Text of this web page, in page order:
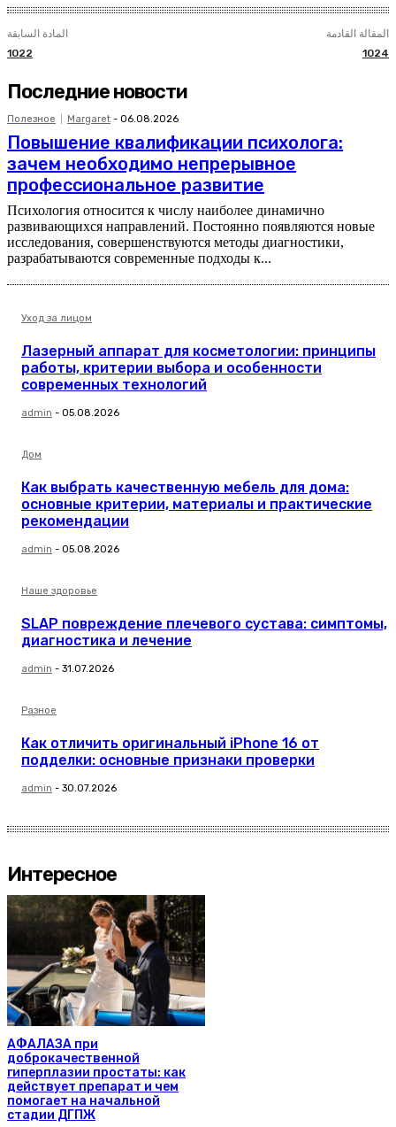
المادة السابقة
1022
المقالة القادمة
1024
Последние новости
Полезное Margaret - 06.08.2026
Повышение квалификации психолога:
зачем необходимо непрерывное
профессиональное развитие
Психология относится к числу наиболее динамично
развивающихся направлений. Постоянно появляются новые
исследования, совершенствуются методы диагностики,
разрабатываются современные подходы к...
Уход за лицом
Лазерный аппарат для косметологии: принципы
работы, критерии выбора и особенности
современных технологий
admin - 05.08.2026
Дом
Как выбрать качественную мебель для дома:
основные критерии, материалы и практические
рекомендации
admin - 05.08.2026
Наше здоровье
SLAP повреждение плечевого сустава: симптомы,
диагностика и лечение
admin - 31.07.2026
Разное
Как отличить оригинальный iPhone 16 от
подделки: основные признаки проверки
admin - 30.07.2026
Интересное
АФАЛАЗА при
доброкачественной
гиперплазии простаты: как
действует препарат и чем
помогает на начальной
стадии ДГПЖ